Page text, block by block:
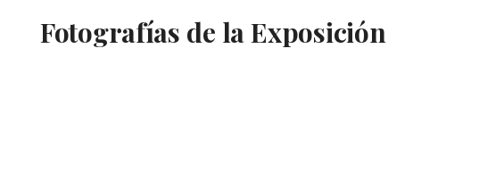
Fotografías de la Exposición